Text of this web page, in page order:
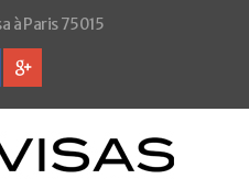
à Paris 75015